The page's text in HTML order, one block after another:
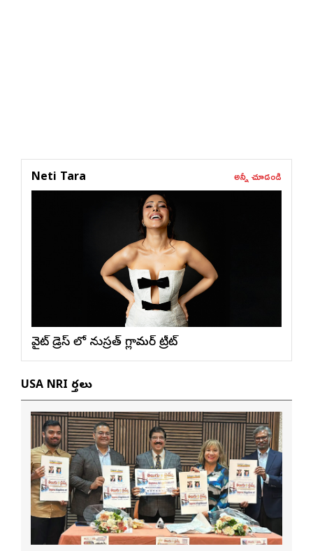
Neti Tara అన్నీ చూడండి
వైట్ డ్రెస్ లో నుస్ర‌త్ గ్లామ‌ర్ ట్రీట్
USA NRI వార్తలు